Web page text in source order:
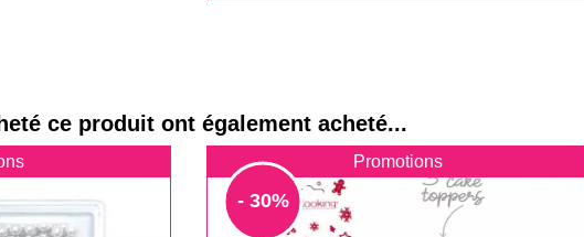
ce produit ont également acheté...
Promotions
- 30%